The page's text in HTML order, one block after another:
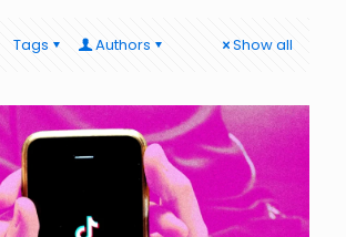
Tags Authors Show all